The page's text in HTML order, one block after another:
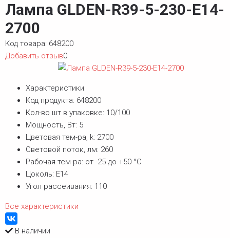
Лампа GLDEN-R39-5-230-E14-
2700
Код товара: 648200
Добавить отзыв0
Характеристики
Код продукта: 648200
Кол-во шт в упаковке: 10/100
Мощность, Вт: 5
Цветовая тем-ра, k: 2700
Световой поток, лм: 260
Рабочая тем-ра: от -25 до +50 °С
Цоколь: Е14
Угол рассеивания: 110
Все характеристики
В наличии